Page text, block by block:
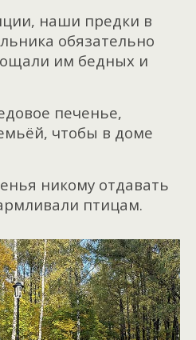
наши предки в
обязательно
им бедных и
печенье,
чтобы в доме
никому отдавать
птицам.